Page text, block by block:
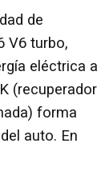
de
V6 turbo,
eléctrica a
(recuperador
forma
auto. En